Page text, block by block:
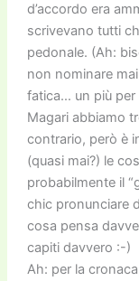
d’accordo era
scrivevano tutti
pedonale. (Ah:
non nominare
fatica… un più per
Magari abbiamo
contrario, però è
(quasi mai?) le
probabilmente il
chic pronunciare
cosa pensa
capiti davvero :-)
Ah: per la